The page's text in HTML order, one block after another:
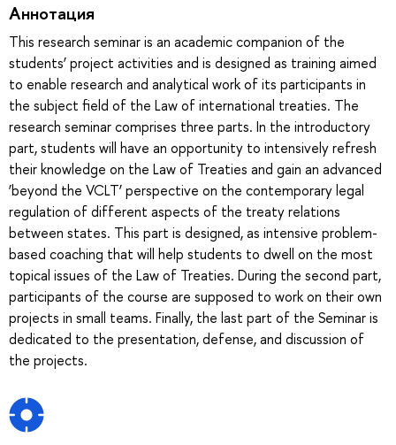
Аннотация
This research seminar is an academic companion of the
students’ project activities and is designed as training aimed
to enable research and analytical work of its participants in
the subject field of the Law of international treaties. The
research seminar comprises three parts. In the introductory
part, students will have an opportunity to intensively refresh
their knowledge on the Law of Treaties and gain an advanced
‘beyond the VCLT’ perspective on the contemporary legal
regulation of different aspects of the treaty relations
between states. This part is designed, as intensive problem-
based coaching that will help students to dwell on the most
topical issues of the Law of Treaties. During the second part,
participants of the course are supposed to work on their own
projects in small teams. Finally, the last part of the Seminar is
dedicated to the presentation, defense, and discussion of
the projects.